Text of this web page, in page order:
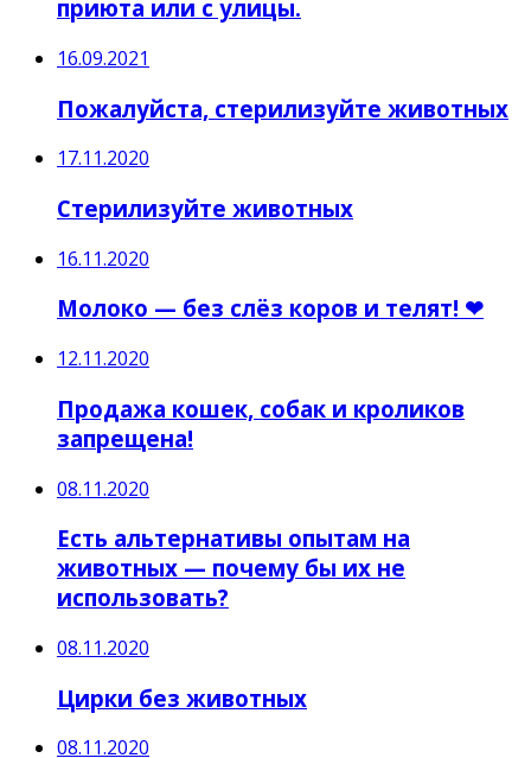
приюта или с улицы.
16.09.2021
Пожалуйста, стерилизуйте животных
17.11.2020
Стерилизуйте животных
16.11.2020
Молоко — без слёз коров и телят! ❤
12.11.2020
Продажа кошек, собак и кроликов
запрещена!
08.11.2020
Есть альтернативы опытам на
животных — почему бы их не
использовать?
08.11.2020
Цирки без животных
08.11.2020